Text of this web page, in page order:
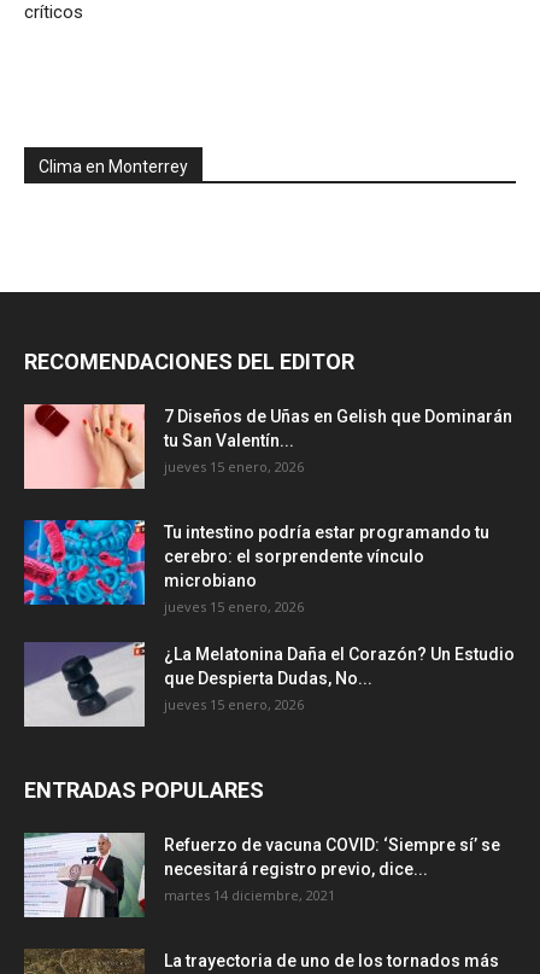
críticos
Clima en Monterrey
RECOMENDACIONES DEL EDITOR
7 Diseños de Uñas en Gelish que Dominarán
tu San Valentín...
jueves 15 enero, 2026
Tu intestino podría estar programando tu
cerebro: el sorprendente vínculo
microbiano
jueves 15 enero, 2026
¿La Melatonina Daña el Corazón? Un Estudio
que Despierta Dudas, No...
jueves 15 enero, 2026
ENTRADAS POPULARES
Refuerzo de vacuna COVID: ‘Siempre sí’ se
necesitará registro previo, dice...
martes 14 diciembre, 2021
La trayectoria de uno de los tornados más